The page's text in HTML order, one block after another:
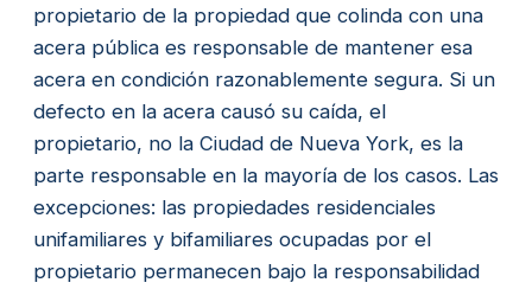
propietario de la propiedad que colinda con una
acera pública es responsable de mantener esa
acera en condición razonablemente segura. Si un
defecto en la acera causó su caída, el
propietario, no la Ciudad de Nueva York, es la
parte responsable en la mayoría de los casos. Las
excepciones: las propiedades residenciales
unifamiliares y bifamiliares ocupadas por el
propietario permanecen bajo la responsabilidad